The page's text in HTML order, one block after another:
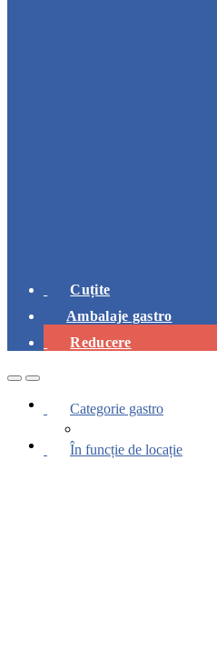
Cuțite
Ambalaje gastro
Reducere
OpenClose
Categorie gastro
În funcție de locație